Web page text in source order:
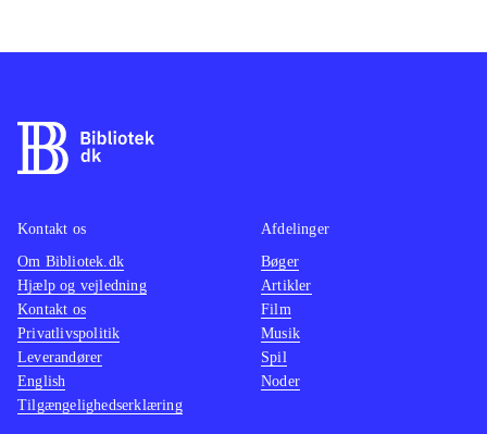
Kontakt os
Om Bibliotek.dk
Hjælp og vejledning
Kontakt os
Privatlivspolitik
Leverandører
English
Tilgængelighedserklæring
Afdelinger
Bøger
Artikler
Film
Musik
Spil
Noder